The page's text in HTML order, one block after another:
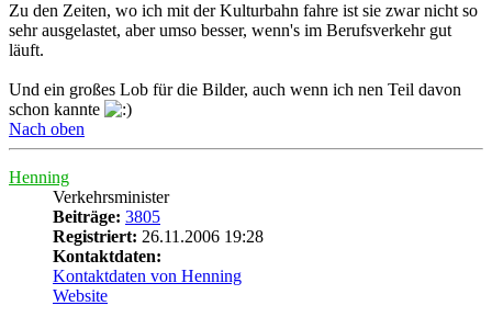
Zu den Zeiten, wo ich mit der Kulturbahn fahre ist sie zwar nicht so
sehr ausgelastet, aber umso besser, wenn's im Berufsverkehr gut
läuft.
Und ein großes Lob für die Bilder, auch wenn ich nen Teil davon
schon kannte
Nach oben
Henning
Verkehrsminister
Beiträge: 3805
Registriert: 26.11.2006 19:28
Kontaktdaten:
Kontaktdaten von Henning
Website